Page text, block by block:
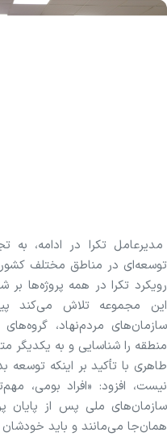
مدیرعامل تکرا در ادامه، به
توسعه‌ای در مناطق مختلف کشور
رویکرد تکرا در همه پروژه‌ها بر
این مجموعه تلاش می‌کند
سازمان‌های مردم‌نهاد،
منطقه را شناسایی و به یکدیگر
طاهری با تأکید بر اینکه توسعه
نیست، افزود: «افراد بومی،
سازمان‌های ملی پس از پایان
همان‌جا می‌مانند و باید